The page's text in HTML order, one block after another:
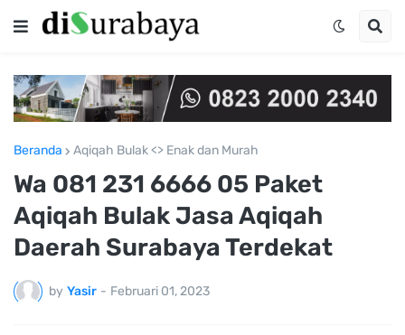
Beranda Aqiqah Bulak <> Enak dan Murah
Wa 081 231 6666 05 Paket
Aqiqah Bulak Jasa Aqiqah
Daerah Surabaya Terdekat
by Yasir - Februari 01, 2023